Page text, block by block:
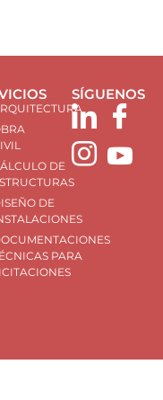
DE
DE
PARA
SÍGUENOS